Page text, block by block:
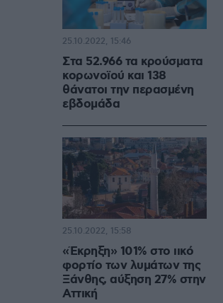
Στα 52.966 τα κρούσματα
κορωνοϊού και 138
θάνατοι την περασμένη
εβδομάδα
25.10.2022, 15:46
«Έκρηξη» 101% στο ιικό
φορτίο των λυμάτων της
Ξάνθης, αύξηση 27% στην
Αττική
25.10.2022, 15:58